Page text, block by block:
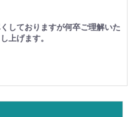
しておりますが何卒ご理解いた
上げます。